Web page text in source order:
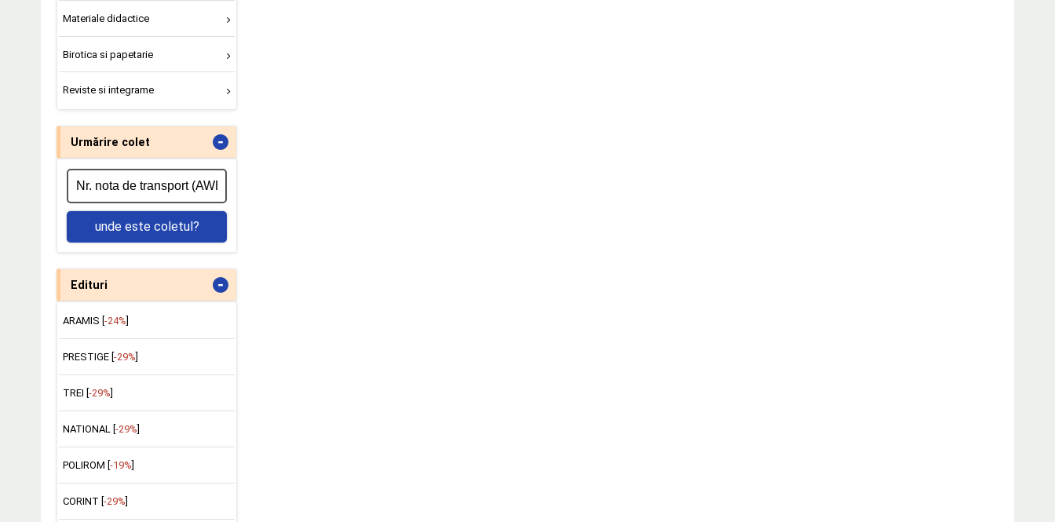
Materiale didactice
Birotica si papetarie
Reviste si integrame
Urmărire colet -
unde este coletul?
Edituri -
ARAMIS [ -24%
PRESTIGE [ -29%
TREI [ -29%
NATIONAL [ -29%
POLIROM [ -19%
CORINT [-29%]